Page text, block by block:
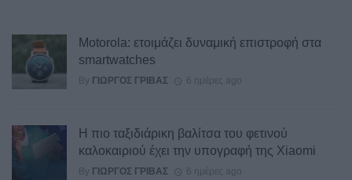
Motorola: ετοιμάζει δυναμική επιστροφή στα
smartwatches
By ΓΙΏΡΓΟΣ ΓΡΊΒΑΣ 6 ημέρες ago
Η πιο ταξιδιάρικη βαλίτσα του φετινού
καλοκαιριού έχει την υπογραφή της Xiaomi
By ΓΙΏΡΓΟΣ ΓΡΊΒΑΣ 6 ημέρες ago